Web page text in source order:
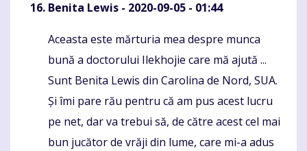
Benita Lewis - 2020-09-05 - 01:44
Komentaras
Aceasta este mărturia mea despre munca
bună a doctorului Ilekhojie care mă ajută ...
Sunt Benita Lewis din Carolina de Nord, SUA.
Și îmi pare rău pentru că am pus acest lucru
pe net, dar va trebui să, de către acest cel mai
bun jucător de vrăji din lume, care mi-a adus